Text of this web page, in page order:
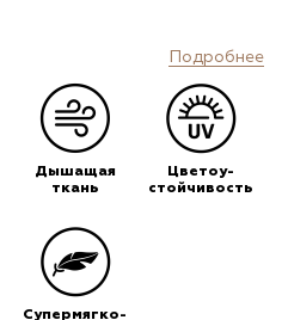
Подробнее
Дышащая
ткань
Цветоу-
стойчивость
Супермягко-